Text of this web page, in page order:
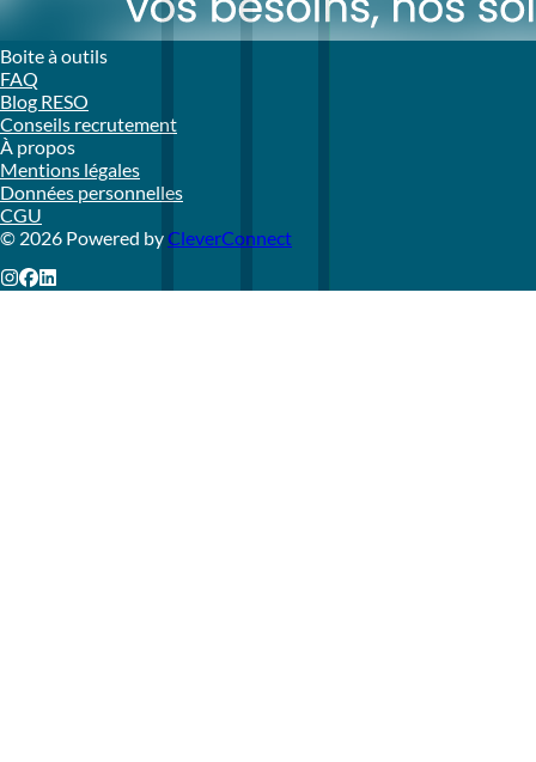
Boite à outils
FAQ
Blog RESO
Conseils recrutement
À propos
Mentions légales
Données personnelles
CGU
© 2026 Powered byCleverConnect